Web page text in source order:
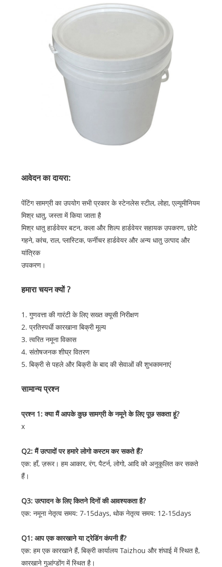
आवेदन का दायरा:
पेंटिंग सामग्री का उपयोग सभी प्रकार के स्टेनलेस स्टील, लोहा, एल्यूमीनियम
मिश्र धातु, जस्ता में किया जाता है
मिश्र धातु हार्डवेयर बटन, कला और शिल्प हार्डवेयर सहायक उपकरण, छोटे
गहने, कांच, राल, प्लास्टिक, फर्नीचर हार्डवेयर और अन्य धातु उत्पाद और
यांत्रिक
उपकरण।
हमारा चयन क्यों ?
1. गुणवत्ता की गारंटी के लिए सख्त क्यूसी निरीक्षण
2. प्रतिस्पर्धी कारखाना बिक्री मूल्य
3. त्वरित नमूना विकास
4. संतोषजनक शीघ्र वितरण
5. बिक्री से पहले और बिक्री के बाद की सेवाओं की शुभकामनाएं
सामान्य प्रश्न
प्रश्न 1: क्या मैं आपके कुछ सामग्री के नमूने के लिए पूछ सकता हूं?
x
Q2: मैं उत्पादों पर हमारे लोगो कस्टम कर सकते हैं?
एक: हाँ, ज़रूर। हम आकार, रंग, पैटर्न, लोगो, आदि को अनुकूलित कर सकते
हैं।
Q3: उत्पादन के लिए कितने दिनों की आवश्यकता है?
एक: नमूना नेतृत्व समय: 7-15days, थोक नेतृत्व समय: 12-15days
Q1: आप एक कारखाने या ट्रेडिंग कंपनी हैं?
एक: हम एक कारखाने हैं, बिक्री कार्यालय Taizhou और शंघाई में स्थित है,
कारखाने गुआंग्डोंग में स्थित है।